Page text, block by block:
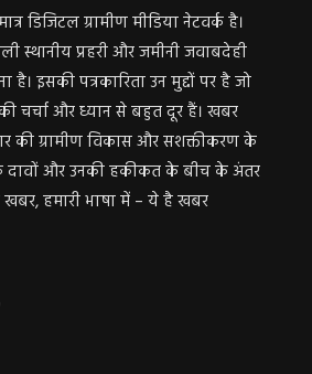
डिजिटल ग्रामीण मीडिया नेटवर्क है।
स्थानीय प्रहरी और जमीनी जवाबदेही
इसकी पत्रकारिता उन मुद्दों पर है जो
की चर्चा और ध्यान से बहुत दूर हैं। खबर
की ग्रामीण विकास और सशक्तीकरण के
दावों और उनकी हकीकत के बीच के अंतर
खबर, हमारी भाषा में – ये है खबर